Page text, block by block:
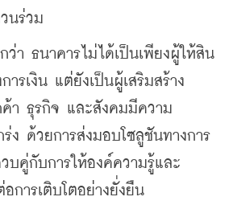
นร่วม
ธนาคารไม่ได้เป็นเพียงผู้ให้สิน
ารเงิน แต่ยังเป็นผู้เสริมสร้าง
า ธุรกิจ และสังคมมีความ
ง ด้วยการส่งมอบโซลูชันทางการ
บคู่กับการให้องค์ความรู้และ
การเติบโตอย่างยั่งยืน